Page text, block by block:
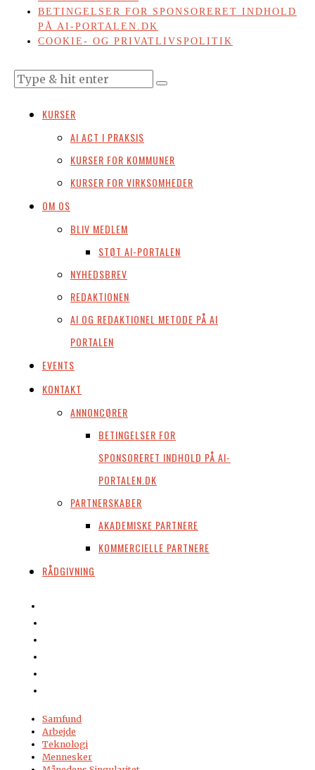
BETINGELSER FOR SPONSORERET INDHOLD
PÅ AI-PORTALEN.DK
COOKIE- OG PRIVATLIVSPOLITIK
KURSER
AI ACT I PRAKSIS
KURSER FOR KOMMUNER
KURSER FOR VIRKSOMHEDER
OM OS
BLIV MEDLEM
STØT AI-PORTALEN
NYHEDSBREV
REDAKTIONEN
AI OG REDAKTIONEL METODE PÅ AI
PORTALEN
EVENTS
KONTAKT
ANNONCØRER
BETINGELSER FOR
SPONSORERET INDHOLD PÅ AI-
PORTALEN.DK
PARTNERSKABER
AKADEMISKE PARTNERE
KOMMERCIELLE PARTNERE
RÅDGIVNING
Samfund
Arbejde
Teknologi
Mennesker